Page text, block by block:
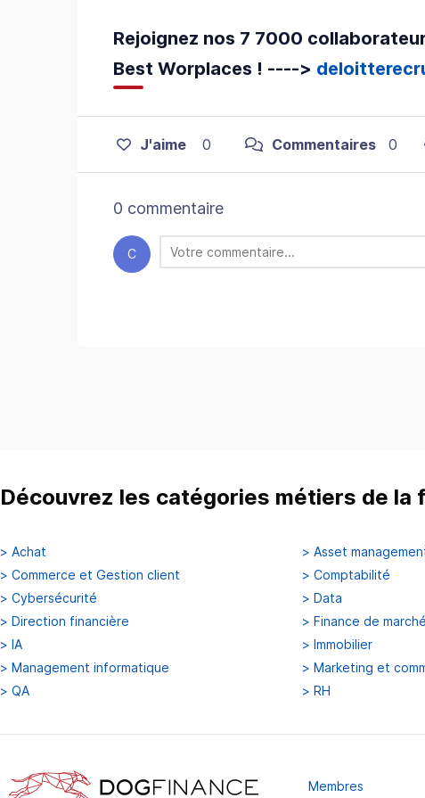
Rejoignez nos 7 7000
Best Worplaces ! ---->
J'aime 0 Commentaires 0
0 commentaire
C
Découvrez les catégories métiers de la
> Achat > Asset
> Commerce et Gestion client > Comptabilité
> Cybersécurité > Data
> Direction financière > Finance de marché
> IA > Immobilier
> Management informatique > Marketing et
> QA > RH
Membres